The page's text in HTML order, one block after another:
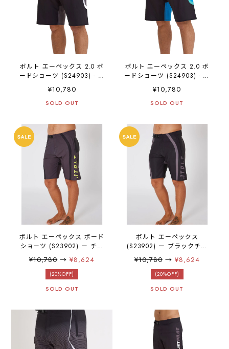
ボルト エーペックス 2.0 ボ
ードショーツ (S24903) - ブ
ラック
¥10,780
SOLD OUT
ボルト エーペックス 2.0 ボ
ードショーツ (S24903) - ブ
ルー
¥10,780
SOLD OUT
ボルト エーペックス ボード
ショーツ (S23902) ー チャ
コールイエロー
¥10,780→¥8,624
(20%OFF)
SOLD OUT
ボルト エーペックス
(S23902) ー ブラックチャ
コール
¥10,780→ ¥8,624
(20%OFF)
SOLD OUT